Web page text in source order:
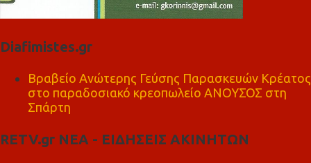
Diafimistes.gr
Βραβείο Ανώτερης Γεύσης Παρασκευών Κρέατος
στο παραδοσιακό κρεοπωλείο ΑΝΟΥΣΟΣ στη
Σπάρτη
RETV.gr ΝΕΑ - ΕΙΔΗΣΕΙΣ ΑΚΙΝΗΤΩΝ